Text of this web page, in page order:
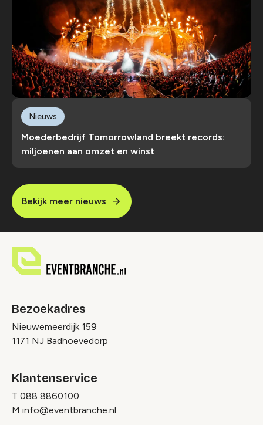
Moederbedrijf Tomorrowland breekt records:
miljoenen aan omzet en winst
Nieuws
Bekijk meer nieuws
Bezoekadres
Nieuwemeerdijk 159
1171 NJ Badhoevedorp
Klantenservice
T 088 8860100
M info@eventbranche.nl